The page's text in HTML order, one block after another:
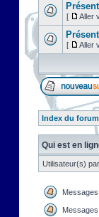
[ Aller
[ Aller
Index du forum
Qui est en
Utilisateur(s)